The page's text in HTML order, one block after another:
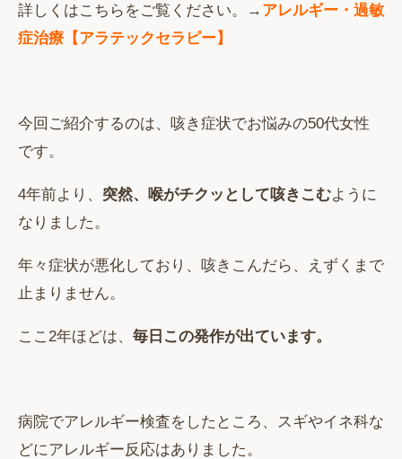
詳しくはこちらをご覧ください。→ アレルギー・過敏
症治療【アラテックセラピー】
今回ご紹介するのは、咳き症状でお悩みの50代女性
です。
4年前より、 突然、喉がチクッとして咳きこむように
なりました。
年々症状が悪化しており、咳きこんだら、えずくまで
止まりません。
ここ2年ほどは、 毎日この発作が出ています。
病院でアレルギー検査をしたところ、スギやイネ科な
どにアレルギー反応はありました。